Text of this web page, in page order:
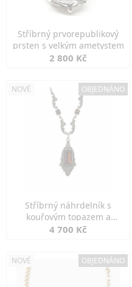
Stříbrný prvorepublikový
prsten s velkým ametystem
2 800 Kč
NOVÉ OBJEDNÁNO
Stříbrný náhrdelník s
kouřovým topazem a
markazity
4 700 Kč
NOVÉ OBJEDNÁNO